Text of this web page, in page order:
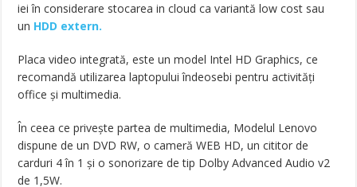
iei în considerare stocarea in cloud ca variantă low cost sau
un HDD extern.
Placa video integrată, este un model Intel HD Graphics, ce
recomandă utilizarea laptopului îndeosebi pentru activități
office și multimedia.
În ceea ce privește partea de multimedia, Modelul Lenovo
dispune de un DVD RW, o cameră WEB HD, un cititor de
carduri 4 în 1 și o sonorizare de tip Dolby Advanced Audio v2
de 1,5W.